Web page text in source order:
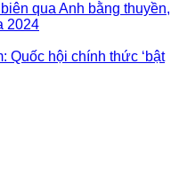
qua Anh bằng thuyền,
2024
Quốc hội chính thức ‘bật